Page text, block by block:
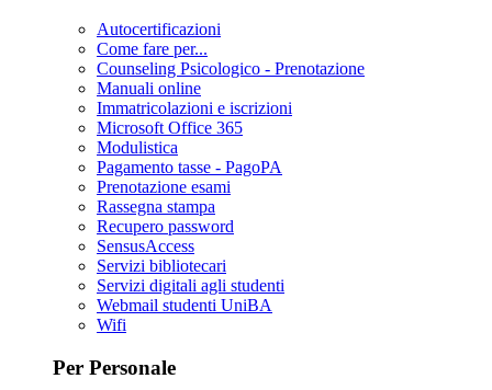
Autocertificazioni
Come fare per...
Counseling Psicologico - Prenotazione
Manuali online
Immatricolazioni e iscrizioni
Microsoft Office 365
Modulistica
Pagamento tasse - PagoPA
Prenotazione esami
Rassegna stampa
Recupero password
SensusAccess
Servizi bibliotecari
Servizi digitali agli studenti
Webmail studenti UniBA
Wifi
Per Personale